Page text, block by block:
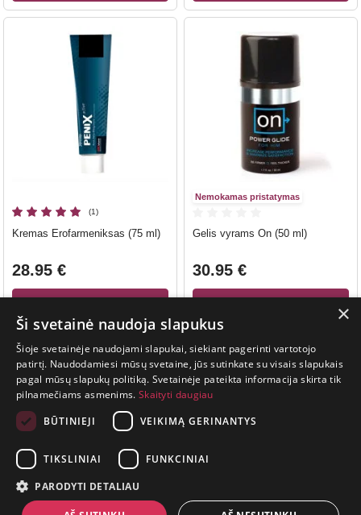
(1)
Kremas Erofarmeniksas (75 ml)
28.95 €
Nemokamas pristatymas
Gelis vyrams On (50 ml)
30.95 €
GYVENIMAS
TRUMPAS.
PATIRK
NUOTYKĮ.
+370 650 88860
×
Ši svetainė naudoja slapukus
Šioje svetainėje naudojami slapukai, siekiant pagerinti vartotojo
patirtį. Naudodamiesi mūsų svetaine, jūs sutinkate su visais slapukais
pagal mūsų slapukų politiką. Svetainėje pateikta informacija skirta tik
pilnamečiams asmenims. Skaityti daugiau
BŪTINIEJI
VEIKIMĄ GERINANTYS
TIKSLINIAI FUNKCINIAI
PARODYTI DETALIAU